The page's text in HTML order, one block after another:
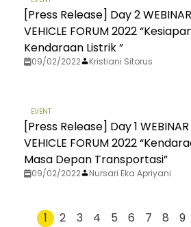
[Press Release] Day 2
VEHICLE FORUM 2022
Kendaraan Listrik ”
09/02/2022 Kristiani Sitorus
EVENT
[Press Release] Day 1 WEBINAR
VEHICLE FORUM 2022
Masa Depan Transportasi”
09/02/2022 Nursari Eka Apriyani
1 2 3 4 5 6 7 8 9